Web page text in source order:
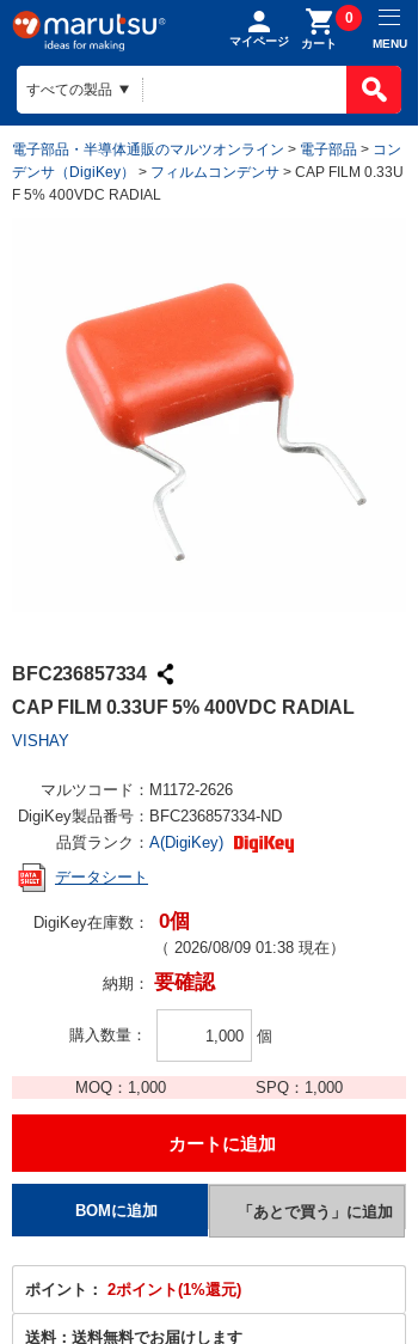
マイページ カート
0
MENU
電子部品・半導体通販のマルツオンライン > 電子部品 > コン
デンサ（DigiKey）
> フィルムコンデンサ > CAP FILM 0.33U
F 5% 400VDC RADIAL
BFC236857334
CAP FILM 0.33UF 5% 400VDC RADIAL
VISHAY
マルツコード： M1172-2626
DigiKey製品番号： BFC236857334-ND
品質ランク： A(DigiKey)
データシート
DigiKey在庫数： 0個
（ 2026/08/09 01:38 現在）
納期： 要確認
購入数量 個
MOQ： 1,000 SPQ： 1,000
ポイント： 2ポイント(1%還元)
送料： 送料無料でお届けします